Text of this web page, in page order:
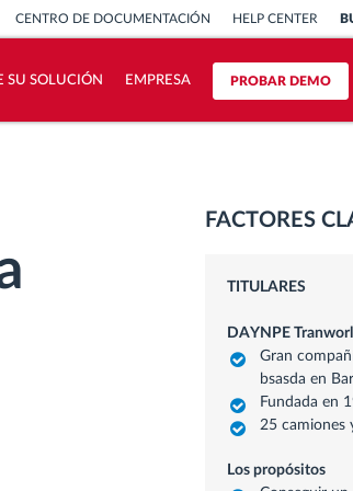
CENTRO DE DOCUMENTACIÓN HELP CENTER
PROBAR DEMO
SU SOLUCIÓN EMPRESA
FACTORES
TITULARES
DAYNPE
Gran
bsasda en
Fundada en
25 camiones
Los propósitos